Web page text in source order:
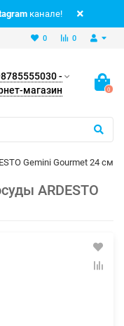
канале!
0
0
-
магазин
0
Gemini Gourmet 24 см
ARDESTO